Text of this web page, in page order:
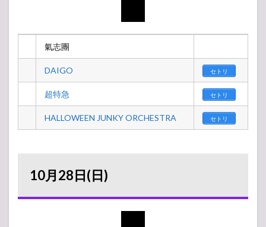
氣志團
DAIGO セトリ
超特急 セトリ
HALLOWEEN JUNKY ORCHESTRA セトリ
10月28日(日)